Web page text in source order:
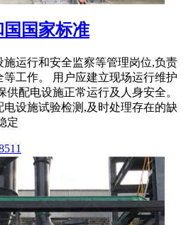
国家标准
施运行和安全监察等管理岗位,负责
工作。 用户应建立现场运行维护
供配电设施正常运行及人身安全。
电设施试验检测,及时处理存在的缺
定